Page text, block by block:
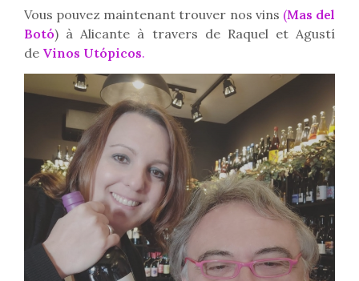
Vous pouvez maintenant trouver nos vins (Mas del
Botó) à Alicante à travers de Raquel et Agustí
de Vinos Utópicos.